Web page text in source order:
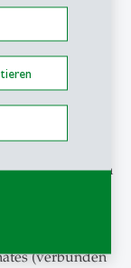
man der
Hochschule
mit einem
wollte man
Zahl von
getretenen
durchlaufen
Erst anlässlich
man 1939 die
zu
(verbunden